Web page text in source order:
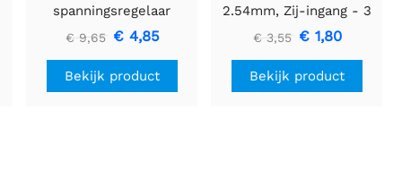
spanningsregelaar
U3V16F5
€ 9,65 € 4,85
Bekijk product
2.54mm, Zij-ingang - 3
stuks
€ 3,55 € 1,80
Bekijk product